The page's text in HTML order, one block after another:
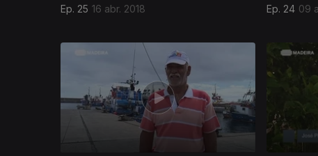
Ep. 25 16 abr. 2018 Ep. 24 09